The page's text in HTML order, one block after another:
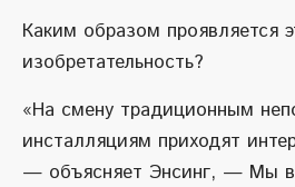
Каким образом проявляется
изобретательность?
«На смену традиционным
инсталляциям приходят
— объясняет Энсинг, — Мы